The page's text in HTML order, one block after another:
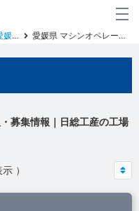
県 愛媛県 マシンオペレーター
募集情報｜日総工産の工場
）